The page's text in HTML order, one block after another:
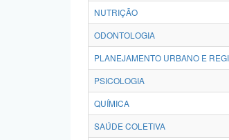
NUTRIÇÃO
ODONTOLOGIA
PLANEJAMENTO URBANO E
PSICOLOGIA
QUÍMICA
SAÚDE COLETIVA